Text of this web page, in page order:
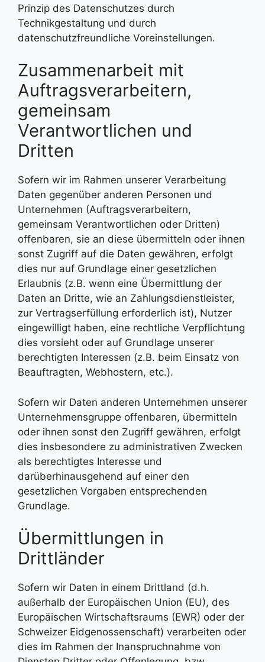
Prinzip des Datenschutzes durch
Technikgestaltung und durch
datenschutzfreundliche Voreinstellungen.
Zusammenarbeit mit
Auftragsverarbeitern,
gemeinsam
Verantwortlichen und
Dritten
Sofern wir im Rahmen unserer Verarbeitung
Daten gegenüber anderen Personen und
Unternehmen (Auftragsverarbeitern,
gemeinsam Verantwortlichen oder Dritten)
offenbaren, sie an diese übermitteln oder ihnen
sonst Zugriff auf die Daten gewähren, erfolgt
dies nur auf Grundlage einer gesetzlichen
Erlaubnis (z.B. wenn eine Übermittlung der
Daten an Dritte, wie an Zahlungsdienstleister,
zur Vertragserfüllung erforderlich ist), Nutzer
eingewilligt haben, eine rechtliche Verpflichtung
dies vorsieht oder auf Grundlage unserer
berechtigten Interessen (z.B. beim Einsatz von
Beauftragten, Webhostern, etc.).
Sofern wir Daten anderen Unternehmen unserer
Unternehmensgruppe offenbaren, übermitteln
oder ihnen sonst den Zugriff gewähren, erfolgt
dies insbesondere zu administrativen Zwecken
als berechtigtes Interesse und
darüberhinausgehend auf einer den
gesetzlichen Vorgaben entsprechenden
Grundlage.
Übermittlungen in
Drittländer
Sofern wir Daten in einem Drittland (d.h.
außerhalb der Europäischen Union (EU), des
Europäischen Wirtschaftsraums (EWR) oder der
Schweizer Eidgenossenschaft) verarbeiten oder
dies im Rahmen der Inanspruchnahme von